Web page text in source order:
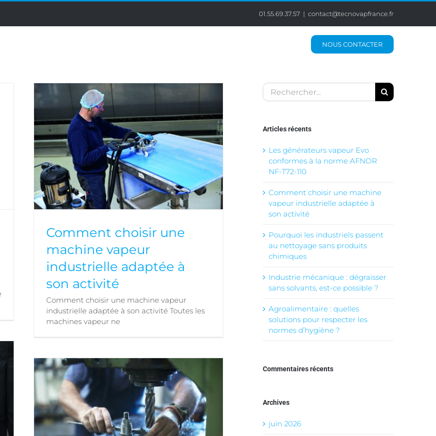
01.55.69.37.57 | contact@tecnovapfrance.fr
NOUS CONTACTER
Comment choisir une machine vapeur
Comment choisir une
machine vapeur
industrielle adaptée à
son activité
Comment choisir une machine vapeur
industrielle adaptée à son activité Toutes les
machines vapeur ne
Rechercher:
Articles récents
Les générateurs vapeur Evo
conformes à la norme AFNOR
NF-T72-110
Comment choisir une machine
vapeur industrielle adaptée à
son activité
Pourquoi les industriels passent
au nettoyage sans produits
chimiques
Industrie mécanique : dégraisser
sans solvants, est-ce possible ?
Agroalimentaire : quelles
solutions pour respecter les
normes d’hygiène ?
Commentaires récents
Archives
juin 2026